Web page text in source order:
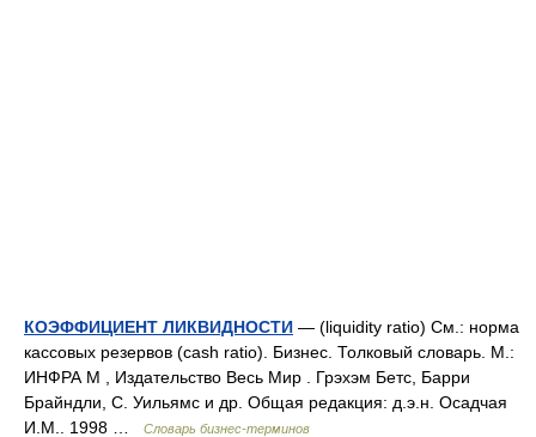
КОЭФФИЦИЕНТ ЛИКВИДНОСТИ — (liquidity ratio) См.: норма
кассовых резервов (cash ratio). Бизнес. Толковый словарь. М.:
ИНФРА М , Издательство Весь Мир . Грэхэм Бетс, Барри
Брайндли, С. Уильямс и др. Общая редакция: д.э.н. Осадчая
И.М.. 1998 …
Словарь бизнес-терминов